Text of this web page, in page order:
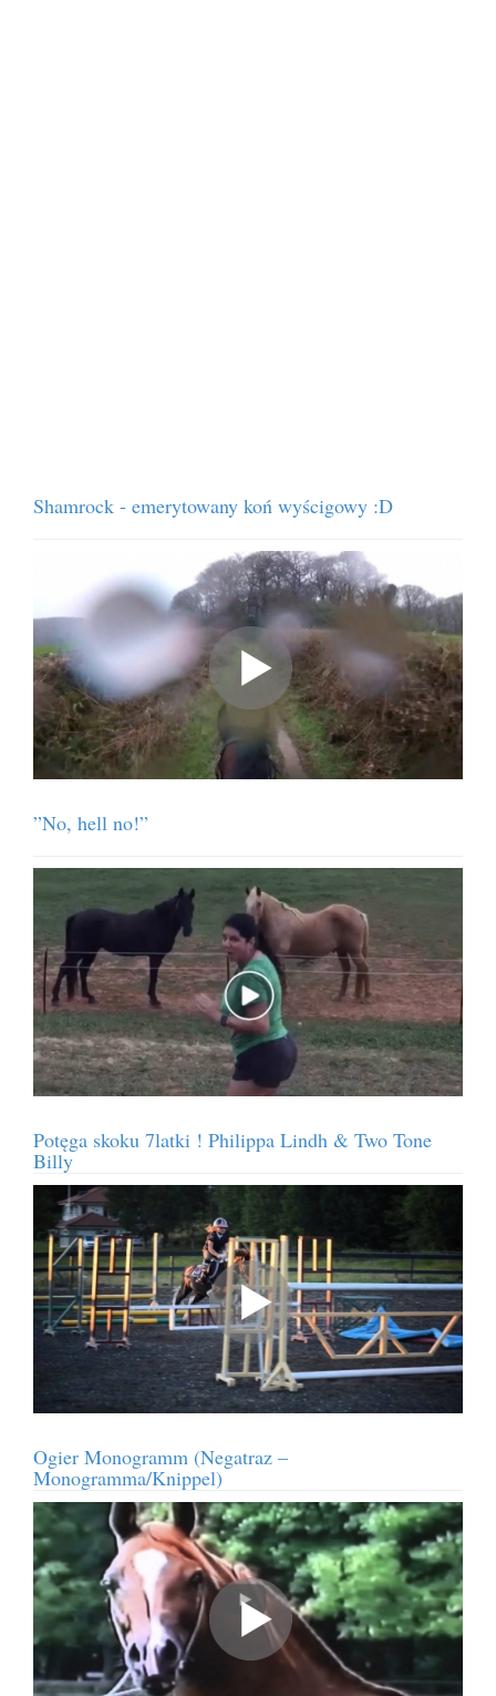
Shamrock - emerytowany koń wyścigowy :D
”No, hell no!”
Potęga skoku 7latki ! Philippa Lindh & Two Tone
Billy
Ogier Monogramm (Negatraz –
Monogramma/Knippel)